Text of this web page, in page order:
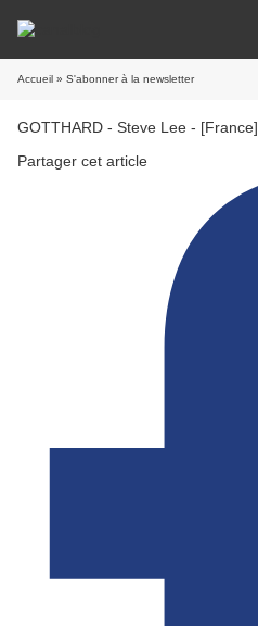
Accueil » S'abonner à la newsletter
GOTTHARD - Steve Lee - [France]
Partager cet article